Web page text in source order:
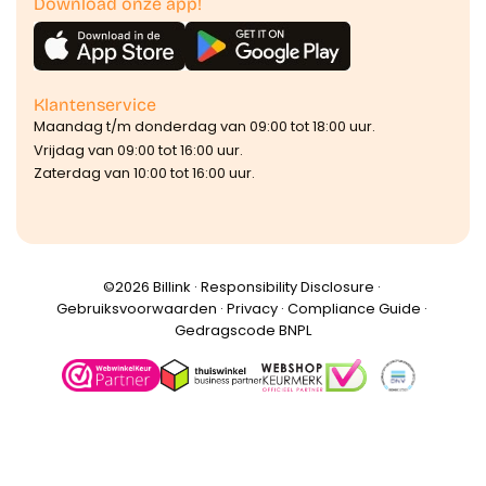
Klantenservice
Maandag t/m donderdag van 09:00 tot 18:00 uur.
Vrijdag van 09:00 tot 16:00 uur.
Zaterdag van 10:00 tot 16:00 uur.
©️2026 Billink · Responsibility Disclosure ·
Gebruiksvoorwaarden · Privacy· Compliance Guide ·
Gedragscode BNPL